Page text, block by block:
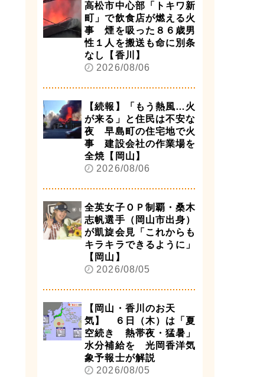
高松市中心部「トキワ新
町」で飲食店が燃える火
事 煙を吸った８６歳男
性１人を搬送も命に別条
なし【香川】
2026/08/06
【続報】「もう熱風…火
が来る」と住民は不安な
夜 早島町の住宅地で火
事 建設会社の作業場を
全焼【岡山】
2026/08/06
全英女子ＯＰ制覇・桑木
志帆選手（岡山市出身）
が凱旋会見「これからも
キラキラできるように」
【岡山】
2026/08/05
【岡山・香川のお天
気】 ６日（木）は「夏
空続き 熱帯夜・猛暑」
水分補給を 光岡香洋気
象予報士が解説
2026/08/05